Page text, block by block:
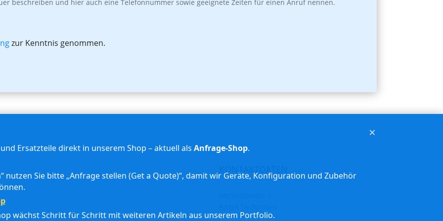
beschreiben und hier auch eine Telefonnummer sowie geeignete Zeiten für einen Anruf nennen.
zur Kenntnis genommen.
×
Ersatzteile direkt in unserem Shop – aktuell als Anfrage-Shop.
nutzen Sie bitte „Anfrage stellen (Get a Quote)“, damit wir Geräte, Konfiguration und Zubehör
wächst Schritt für Schritt mit weiteren Artikeln aus unserem Portfolio.